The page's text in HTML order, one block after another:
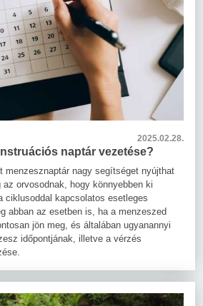
2025.02.28.
naptár vezetése?
menzesznaptár nagy segítséget nyújthat
az orvosodnak, hogy könnyebben ki
ciklusoddal kapcsolatos esetleges
abban az esetben is, ha a menzeszed
jön meg, és általában ugyanannyi
időpontjának, illetve a vérzés